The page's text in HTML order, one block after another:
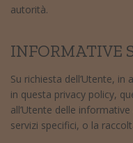
autorità.
INFORMATIVE
Su richiesta dell’Utente,
in questa privacy policy,
all’Utente delle
servizi specifici, o la